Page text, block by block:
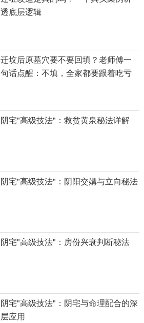
透底层逻辑
迁坟后原墓穴要不要回填？老师傅一
句话点醒：不填，全家都要跟着吃亏
阴宅"高级技法"：救贫黄泉秘法详解
阴宅"高级技法"：阴阳交媾与立向秘法
阴宅"高级技法"：房份兴衰判断秘法
阴宅"高级技法"：阴宅与命理配合的深
层应用